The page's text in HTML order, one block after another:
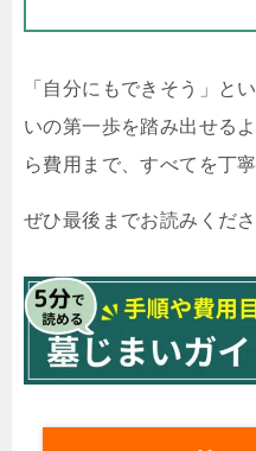
「自分にもできそう」と
いの第一歩を踏み出せる
ら費用まで、すべてを丁
ぜひ最後までお読みくださ